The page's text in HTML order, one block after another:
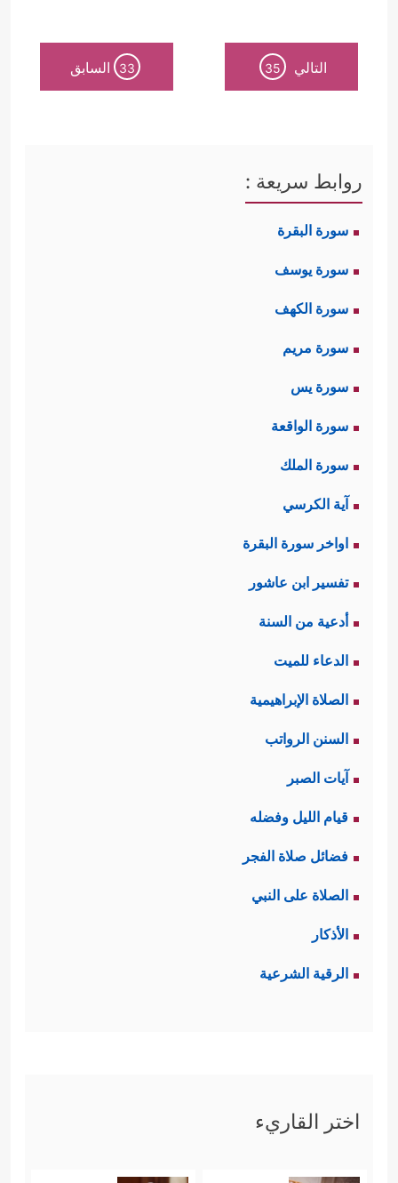
التالي 35
33 السابق
روابط سريعة :
سورة البقرة
سورة يوسف
سورة الكهف
سورة مريم
سورة يس
سورة الواقعة
سورة الملك
آية الكرسي
اواخر سورة البقرة
تفسير ابن عاشور
أدعية من السنة
الدعاء للميت
الصلاة الإبراهيمية
السنن الرواتب
آيات الصبر
قيام الليل وفضله
فضائل صلاة الفجر
الصلاة على النبي
الأذكار
الرقية الشرعية
اختر القاريء